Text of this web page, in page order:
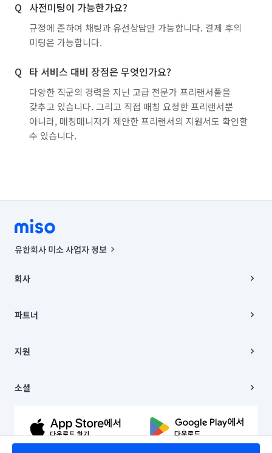
사전미팅이 가능한가요?
규정에 준하여 채팅과 유선상담만 가능합니다. 결제 후의
미팅은 가능합니다.
타 서비스 대비 장점은 무엇인가요?
다양한 직군의 경력을 지닌 고급 전문가 프리랜서풀을
갖추고 있습니다. 그리고 직접 매칭 요청한 프리랜서뿐
아니라, 매칭매니저가 제안한 프리랜서의 지원서도 확인할
수 있습니다.
유한회사 미소 사업자 정보
00019 |
주소 | 본사: 서울특별시 종로구 율곡로 6(중학동, 트윈트리빌딩) B동 5층
컨택센터 : 서울특별시 종로구 수송동 율곡로 24, 7층, 8층 미소
상품, 상품정보, 거래에 관한 의무와 책임은 거래당사자에게 있습니다.
언론 보도 관련 문의:
© 유한회사 미소. Miso, Inc. All Rights Reserved.
회사
채용
파트너
이사
지원
이용약관
문의하기
소셜
유튜브